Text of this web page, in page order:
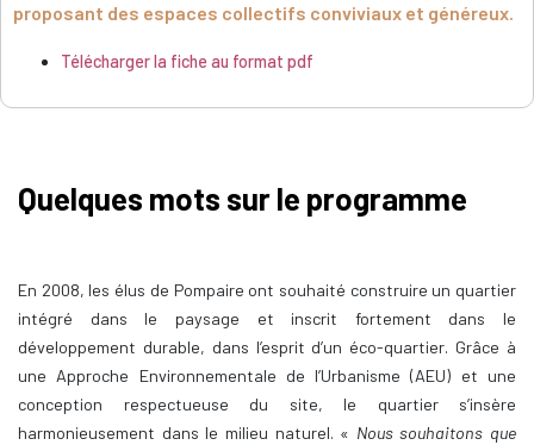
proposant des espaces collectifs conviviaux et généreux.
Télécharger la fiche au format pdf
Quelques mots sur le programme
En 2008, les élus de Pompaire ont souhaité construire un quartier
intégré dans le paysage et inscrit fortement dans le
développement durable, dans l’esprit d’un éco-quartier. Grâce à
une Approche Environnementale de l’Urbanisme (AEU) et une
conception respectueuse du site, le quartier s’insère
harmonieusement dans le milieu naturel. « Nous souhaitons que